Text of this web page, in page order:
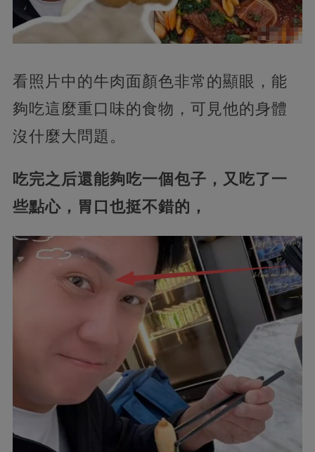
看照片中的牛肉面顏色非常的顯眼，能
夠吃這麼重口味的食物，可見他的身體
沒什麼大問題。
吃完之后還能夠吃一個包子，又吃了一
些點心，胃口也挺不錯的，